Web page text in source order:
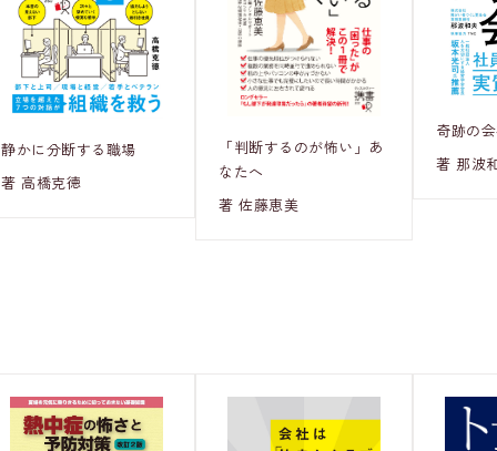
静かに分断する職場
著 高橋克徳
「判断するのが怖い」あ
なたへ
著 佐藤恵美
奇跡の
著 那波